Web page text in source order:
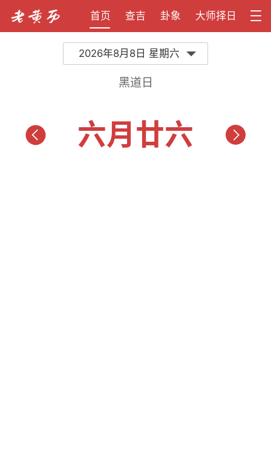
首页 查吉 卦象 大师择日
2026年8月8日 星期六
黑道日
六月廿六